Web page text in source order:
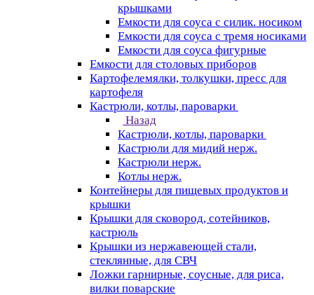
крышками
Емкости для соуса с силик. носиком
Емкости для соуса с тремя носиками
Емкости для соуса фигурные
Емкости для столовых приборов
Картофелемялки, толкушки, пресс для
картофеля
Кастрюли, котлы, пароварки
Назад
Кастрюли, котлы, пароварки
Кастрюли для мидий нерж.
Кастрюли нерж.
Котлы нерж.
Контейнеры для пищевых продуктов и
крышки
Крышки для сковород, сотейников,
кастрюль
Крышки из нержавеющей стали,
стеклянные, для СВЧ
Ложки гарнирные, соусные, для риса,
вилки поварские